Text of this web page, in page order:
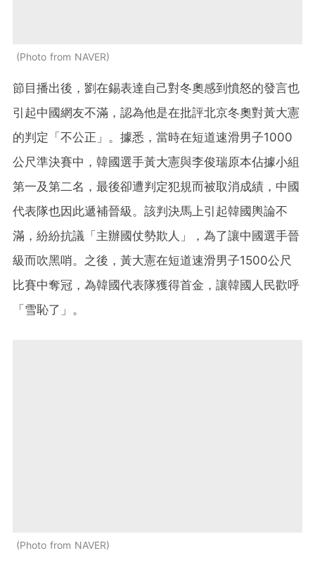
Photo from NAVER
節目播出後，劉在錫表達自己對冬奧感到憤怒的發言也
引起中國網友不滿，認為他是在批評北京冬奧對黃大憲
的判定「不公正」。據悉，當時在短道速滑男子1000
公尺準決賽中，韓國選手黃大憲與李俊瑞原本佔據小組
第一及第二名，最後卻遭判定犯規而被取消成績，中國
代表隊也因此遞補晉級。該判決馬上引起韓國輿論不
滿，紛紛抗議「主辦國仗勢欺人」，為了讓中國選手晉
級而吹黑哨。之後，黃大憲在短道速滑男子1500公尺
比賽中奪冠，為韓國代表隊獲得首金，讓韓國人民歡呼
「雪恥了」。
Photo from NAVER